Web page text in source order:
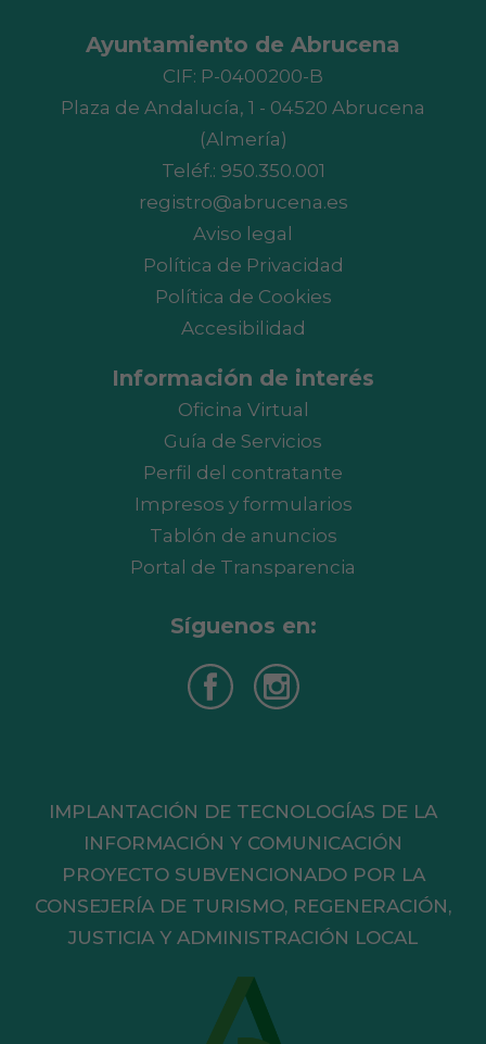
Ayuntamiento de Abrucena
CIF: P-0400200-B
Plaza de Andalucía, 1 - 04520 Abrucena
(Almería)
Teléf.: 950.350.001
registro@abrucena.es
Aviso legal
Política de Privacidad
Política de Cookies
Accesibilidad
Información de interés
Oficina Virtual
Guía de Servicios
Perfil del contratante
Impresos y formularios
Tablón de anuncios
Portal de Transparencia
Síguenos en:
IMPLANTACIÓN DE TECNOLOGÍAS DE LA
INFORMACIÓN Y COMUNICACIÓN
PROYECTO SUBVENCIONADO POR LA
CONSEJERÍA DE TURISMO, REGENERACIÓN,
JUSTICIA Y ADMINISTRACIÓN LOCAL